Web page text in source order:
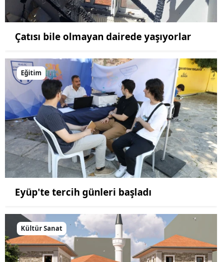
Çatısı bile olmayan dairede yaşıyorlar
Eğitim
Eyüp'te tercih günleri başladı
Kültür Sanat